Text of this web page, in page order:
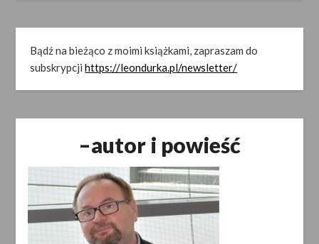
Bądź na bieżąco z moimi książkami, zapraszam do
subskrypcjihttps://leondurka.pl/newsletter/
–autor i powieść